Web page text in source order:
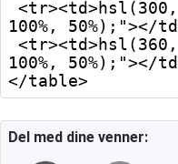
100%, 50%);"></
100%, 50%);"></
Del med dine venner: